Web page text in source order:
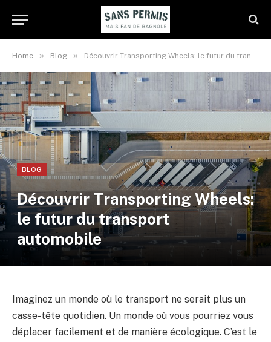
Home » Blog » Découvrir Transporting Wheels: le futur du transport automobile
BLOG
Découvrir Transporting Wheels:
le futur du transport
automobile
Imaginez un monde où le transport ne serait plus un
casse-tête quotidien. Un monde où vous pourriez vous
déplacer facilement et de manière écologique. C’est le